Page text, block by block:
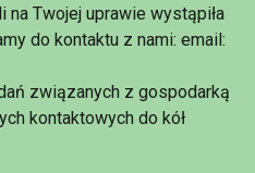
Twojej uprawie wystąpiła
do kontaktu z nami: email:
związanych z gospodarką
kontaktowych do kół